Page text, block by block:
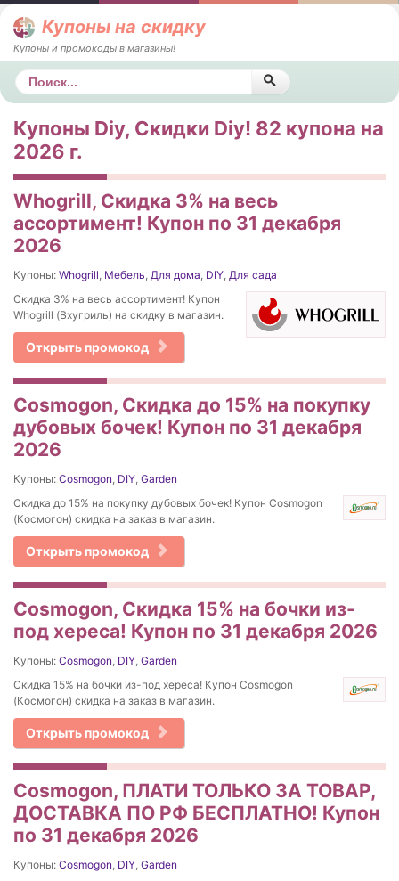
Купоны на скидку
Купоны и промокоды в магазины!
Поиск
Купоны Diy, Скидки Diy! 82 купона на
2026 г.
Whogrill, Скидка 3% на весь
ассортимент! Купон по 31 декабря
2026
Купоны: Whogrill, Мебель, Для дома, DIY, Для сада
Скидка 3% на весь ассортимент! Купон
Whogrill (Вхугриль) на скидку в магазин.
Открыть промокод
Cosmogon, Скидка до 15% на покупку
дубовых бочек! Купон по 31 декабря
2026
Купоны: Cosmogon, DIY, Garden
Скидка до 15% на покупку дубовых бочек! Купон Cosmogon
(Космогон) скидка на заказ в магазин.
Открыть промокод
Cosmogon, Скидка 15% на бочки из-
под хереса! Купон по 31 декабря 2026
Купоны: Cosmogon, DIY, Garden
Скидка 15% на бочки из-под хереса! Купон Cosmogon
(Космогон) скидка на заказ в магазин.
Открыть промокод
Cosmogon, ПЛАТИ ТОЛЬКО ЗА ТОВАР,
ДОСТАВКА ПО РФ БЕСПЛАТНО! Купон
по 31 декабря 2026
Купоны: Cosmogon, DIY, Garden